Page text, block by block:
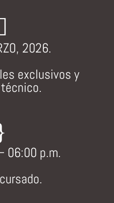
2026.
exclusivos y
06:00 p.m.